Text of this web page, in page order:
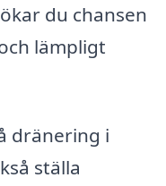
du chansen
lämpligt
dränering i
ställa